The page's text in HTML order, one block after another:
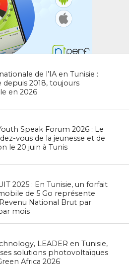
de l’IA en Tunisie :
depuis 2018, toujours
en 2026
Speak Forum 2026 : Le
vous de la jeunesse et de
le 20 juin à Tunis
2025 : En Tunisie, un forfait
de 5 Go représente
Revenu National Brut par
mois
LEADER en Tunisie,
solutions photovoltaïques
Africa 2026